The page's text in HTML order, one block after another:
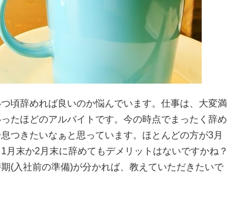
頃辞めれば良いのか悩んでいます。仕事は、大変満
たほどのアルバイトです。今の時点でまったく辞め
つきたいなぁと思っています。ほとんどの方が3月
末か2月末に辞めてもデメリットはないですかね？
(入社前の準備)が分かれば、教えていただきたいで